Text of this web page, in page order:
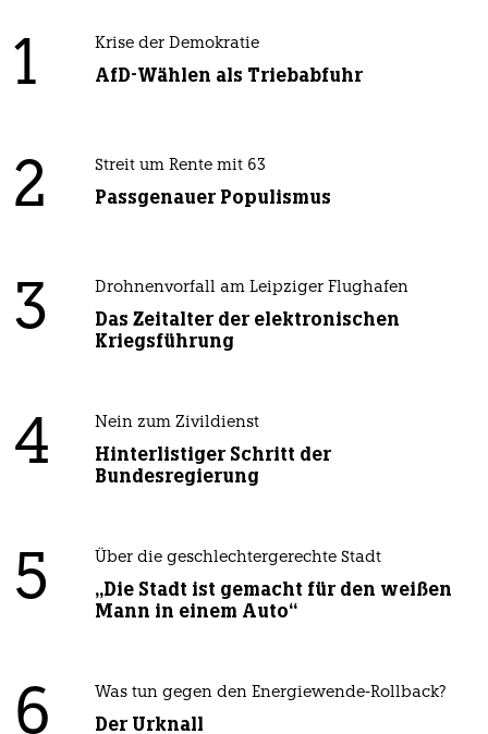
1 Krise der Demokratie
AfD-Wählen als Triebabfuhr
2 Streit um Rente mit 63
Passgenauer Populismus
3 Drohnenvorfall am Leipziger Flughafen
Das Zeitalter der elektronischen
Kriegsführung
4 Nein zum Zivildienst
Hinterlistiger Schritt der
Bundesregierung
5 Über die geschlechtergerechte Stadt
„Die Stadt ist gemacht für den weißen
Mann in einem Auto“
6 Was tun gegen den Energiewende-Rollback?
Der Urknall